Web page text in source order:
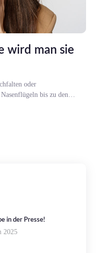
wird man sie
oder
bis zu den…
in der Presse!
2025